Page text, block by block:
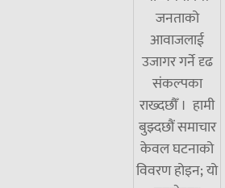
जनताको
आवाजलाई
उजागर गर्ने दृढ
संकल्पका
राख्दछौँ । हामी
बुझ्दछौं समाचार
केवल घटनाको
विवरण होइन; यो